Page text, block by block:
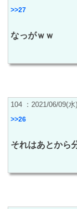
>>27
なっがｗｗ
104 ：2021/06/09(
>>26
それはあとから